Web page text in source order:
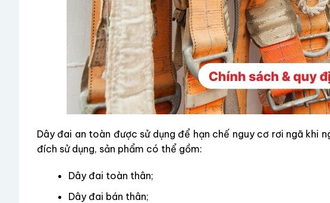
Dây đai an toàn được sử dụng để hạn chế nguy cơ rơi ngã khi
đích sử dụng, sản phẩm có thể gồm:
Dây đai toàn thân;
Dây đai bán thân;